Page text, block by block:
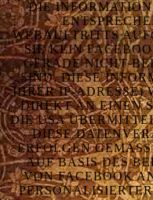
DIE
WEBAUFTRITTS
SIE KEIN
GERADE NICHT
SIND. DIESE
HRER IP-ADRESSE)
IREKT AN EINEN
IE USA
IESE
RFOLGEN GEMÄSS
F BASIS DES
N FACEBOOK AN
RSONALISIERTER